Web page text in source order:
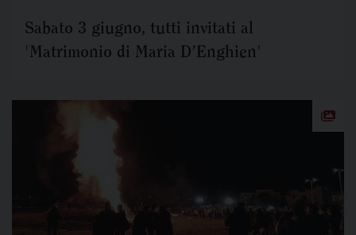
Sabato 3 giugno, tutti invitati al
'Matrimonio di Maria D’Enghien'